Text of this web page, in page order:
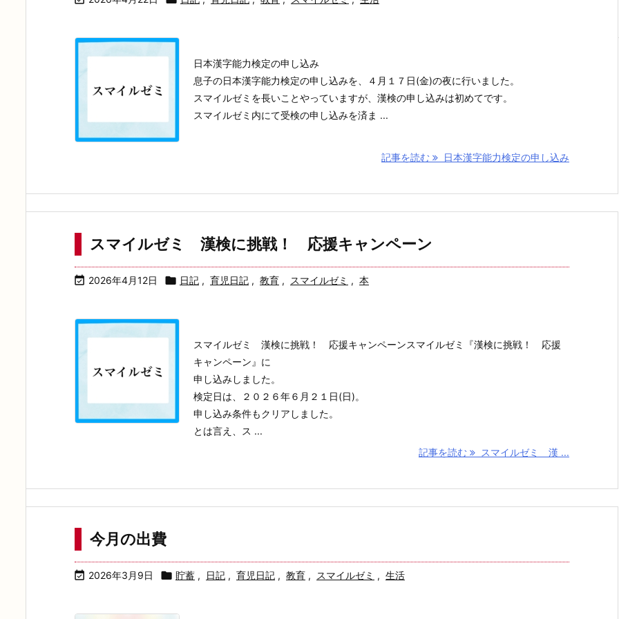
日本漢字能力検定の申し込み
息子の日本漢字能力検定の申し込みを、４月１７日(金)の夜に行いました。
スマイルゼミを長いことやっていますが、漢検の申し込みは初めてです。
スマイルゼミ内にて受検の申し込みを済ま ...
記事を読む 日本漢字能力検定の申し込み
スマイルゼミ 漢検に挑戦！ 応援キャンペーン
 2026年4月12日  日記 , 育児日記 , 教育 , スマイルゼミ , 本
スマイルゼミ 漢検に挑戦！ 応援キャンペーンスマイルゼミ『漢検に挑戦！ 応援
キャンペーン』に
申し込みしました。
検定日は、２０２６年６月２１日(日)。
申し込み条件もクリアしました。
とは言え、ス ...
記事を読む
スマイルゼミ 漢 ...
今月の出費
 2026年3月9日  貯蓄 , 日記 , 育児日記 , 教育 , スマイルゼミ , 生活